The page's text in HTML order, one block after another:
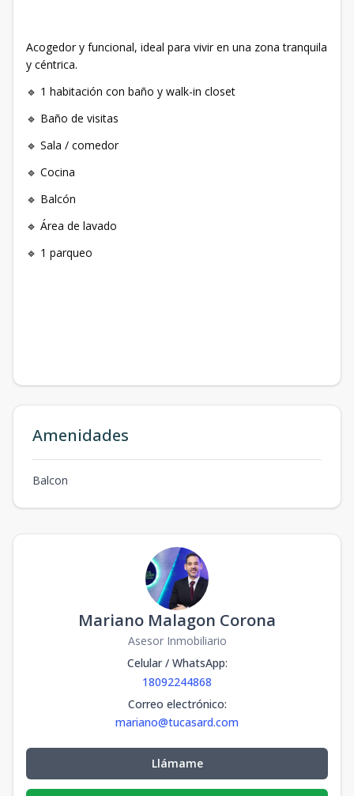
Acogedor y funcional, ideal para vivir en una zona tranquila
y céntrica.
🔹 1 habitación con baño y walk-in closet
🔹 Baño de visitas
🔹 Sala / comedor
🔹 Cocina
🔹 Balcón
🔹 Área de lavado
🔹 1 parqueo
Amenidades
Balcon
Mariano Malagon Corona
Asesor Inmobiliario
Celular / WhatsApp:
18092244868
Correo electrónico:
mariano@tucasard.com
Llámame